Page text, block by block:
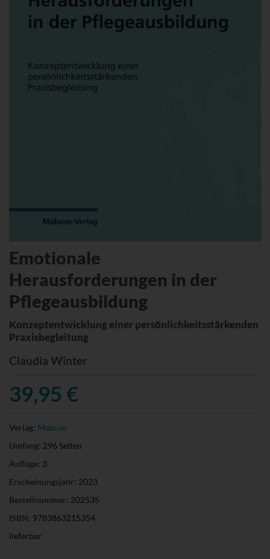
Emotionale
Herausforderungen in der
Pflegeausbildung
Konzeptentwicklung einer persönlichkeitsstärkenden
Praxisbegleitung
Claudia Winter
39,95 €
Verlag: Mabuse
Umfang: 296 Seiten
Auflage: 3
Erscheinungsjahr: 2023
Bestellnummer: 202535
ISBN: 9783863215354
lieferbar